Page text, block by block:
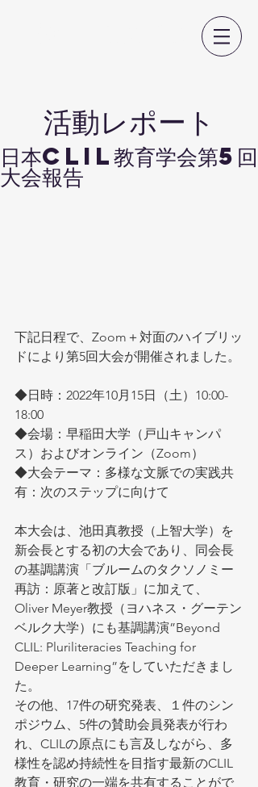
​活動レポート
日本CLIL教育学会第5回
大会報告
下記日程で、Zoom＋対面のハイブリッ
ドにより第5回大会が開催されました。
◆日時：2022年10月15日（土）10:00-
18:00
◆会場：早稲田大学（戸山キャンパ
ス）およびオンライン（Zoom）
◆大会テーマ：多様な文脈での実践共
有：次のステップに向けて
本大会は、池田真教授（上智大学）を
新会長とする初の大会であり、同会長
の基調講演「ブルームのタクソノミー
再訪：原著と改訂版」に加えて、
Oliver Meyer教授（ヨハネス・グーテン
ベルク大学）にも基調講演”Beyond
CLIL: Pluriliteracies Teaching for
Deeper Learning”をしていただきまし
た。
その他、17件の研究発表、１件のシン
ポジウム、5件の賛助会員発表が行わ
れ、CLILの原点にも言及しながら、多
様性を認め持続性を目指す最新のCLIL
教育・研究の一端を共有することがで